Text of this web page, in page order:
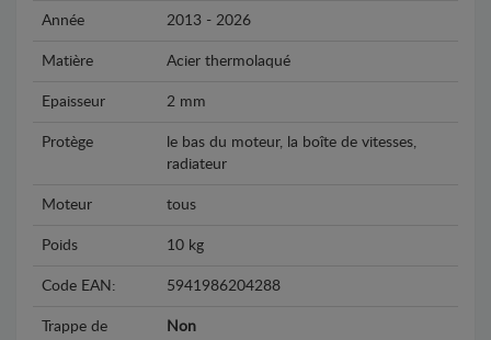
Année 2013 - 2026
Matière Acier thermolaqué
Epaisseur 2 mm
Protège
le bas du moteur, la boîte de vitesses,
radiateur
Moteur tous
Poids 10 kg
Code EAN: 5941986204288
Trappe de
Non